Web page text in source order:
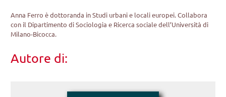
Anna Ferro è dottoranda in Studi urbani e locali europei. Collabora
con il Dipartimento di Sociologia e Ricerca sociale dell’Università di
Milano-Bicocca.
Autore di: